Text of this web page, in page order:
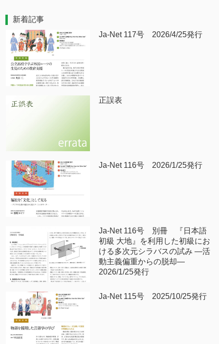
新着記事
Ja-Net 117号 2026/4/25発行
正誤表
Ja-Net 116号 2026/1/25発行
Ja-Net 116号 別冊 『日本語
初級 大地』を利用した初級にお
ける多次元シラバスの試み —活
動主義偏重からの脱却—
2026/1/25発行
Ja-Net 115号 2025/10/25発行